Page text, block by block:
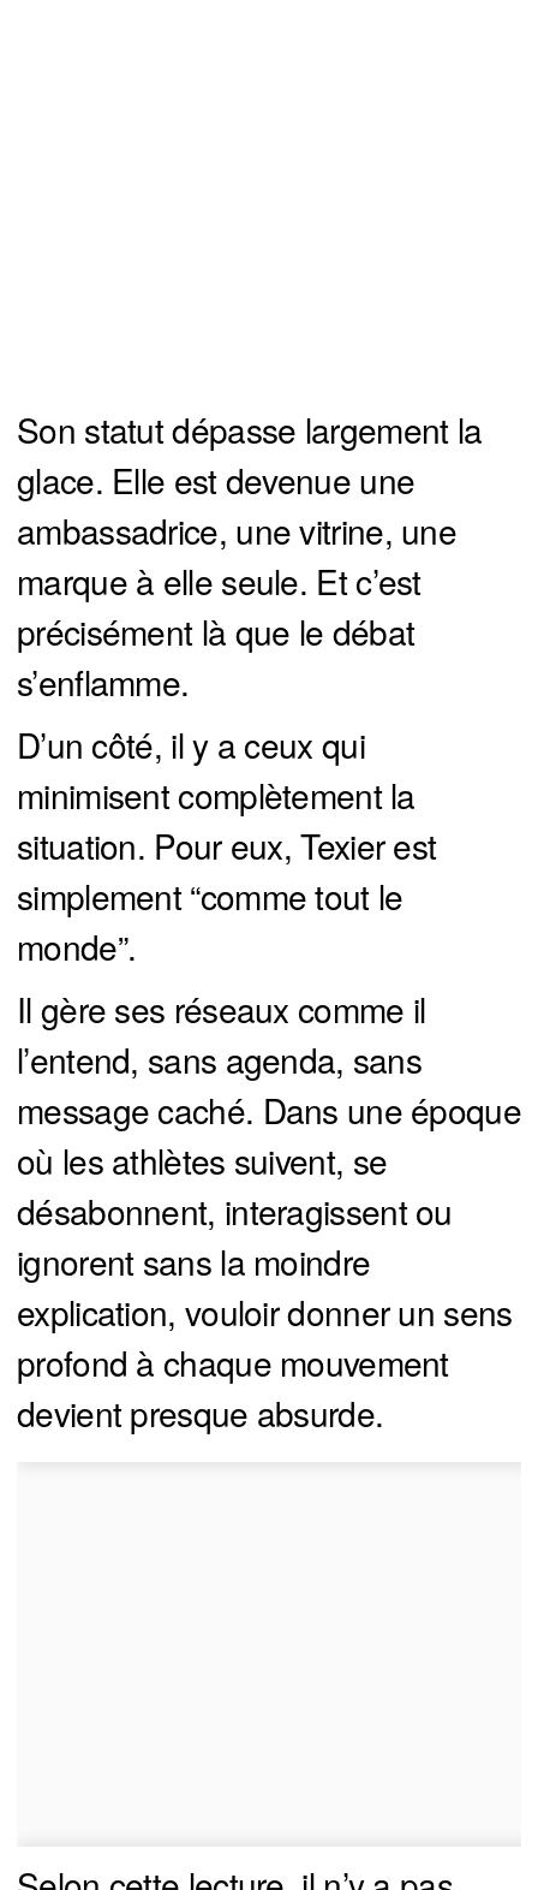
Son statut dépasse largement la
glace. Elle est devenue une
ambassadrice, une vitrine, une
marque à elle seule. Et c’est
précisément là que le débat
s’enflamme.
D’un côté, il y a ceux qui
minimisent complètement la
situation. Pour eux, Texier est
simplement “comme tout le
monde”.
Il gère ses réseaux comme il
l’entend, sans agenda, sans
message caché. Dans une époque
où les athlètes suivent, se
désabonnent, interagissent ou
ignorent sans la moindre
explication, vouloir donner un sens
profond à chaque mouvement
devient presque absurde.